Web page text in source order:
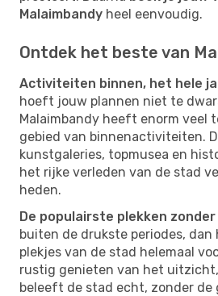
Malaimbandy heel eenvoudig.
Ontdek het beste van
Activiteiten binnen, het hele
hoeft jouw plannen niet te
Malaimbandy heeft enorm veel
gebied van binnenactiviteiten.
kunstgaleries, topmusea en
het rijke verleden van de stad
heden.
De populairste plekken zonder
buiten de drukste periodes, dan
plekjes van de stad helemaal
rustig genieten van het
beleeft de stad echt, zonder de